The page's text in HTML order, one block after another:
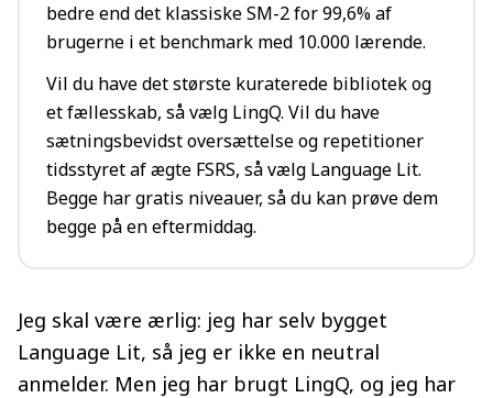
bedre end det klassiske SM-2 for 99,6% af
brugerne i et benchmark med 10.000 lærende.
Vil du have det største kuraterede bibliotek og
et fællesskab, så vælg LingQ. Vil du have
sætningsbevidst oversættelse og repetitioner
tidsstyret af ægte FSRS, så vælg Language Lit.
Begge har gratis niveauer, så du kan prøve dem
begge på en eftermiddag.
Jeg skal være ærlig: jeg har selv bygget
Language Lit, så jeg er ikke en neutral
anmelder. Men jeg har brugt LingQ, og jeg har